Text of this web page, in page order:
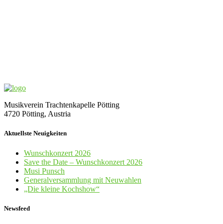
Musikverein Trachtenkapelle Pötting
4720 Pötting, Austria
Aktuellste Neuigkeiten
Wunschkonzert 2026
Save the Date – Wunschkonzert 2026
Musi Punsch
Generalversammlung mit Neuwahlen
„Die kleine Kochshow“
Newsfeed